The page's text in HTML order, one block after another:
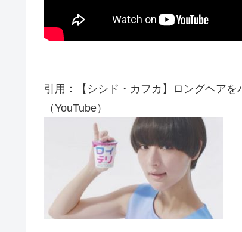
引用：【シシド・カフカ】ロングヘア
（YouTube）